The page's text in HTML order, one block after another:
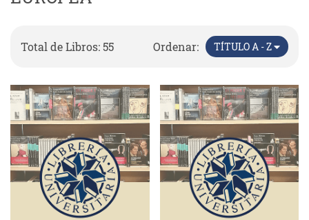
Total de Libros: 55 Ordenar: TÍTULO A - Z